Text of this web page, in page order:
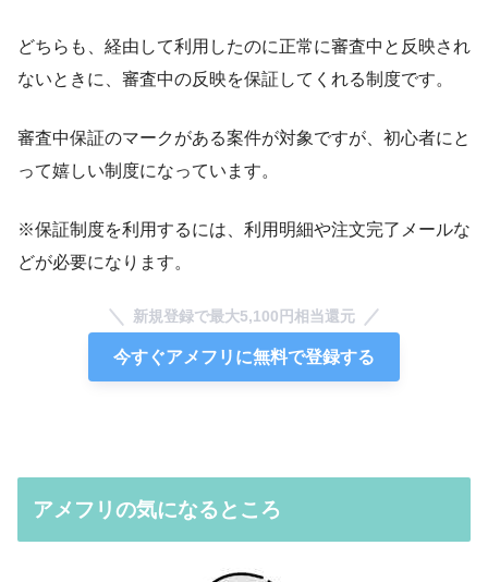
どちらも、経由して利用したのに正常に審査中と反映され
ないときに、審査中の反映を保証してくれる制度です。
審査中保証のマークがある案件が対象ですが、初心者にと
って嬉しい制度になっています。
※保証制度を利用するには、利用明細や注文完了メールな
どが必要になります。
新規登録で最大5,100円相当還元
今すぐアメフリに無料で登録する
アメフリの気になるところ